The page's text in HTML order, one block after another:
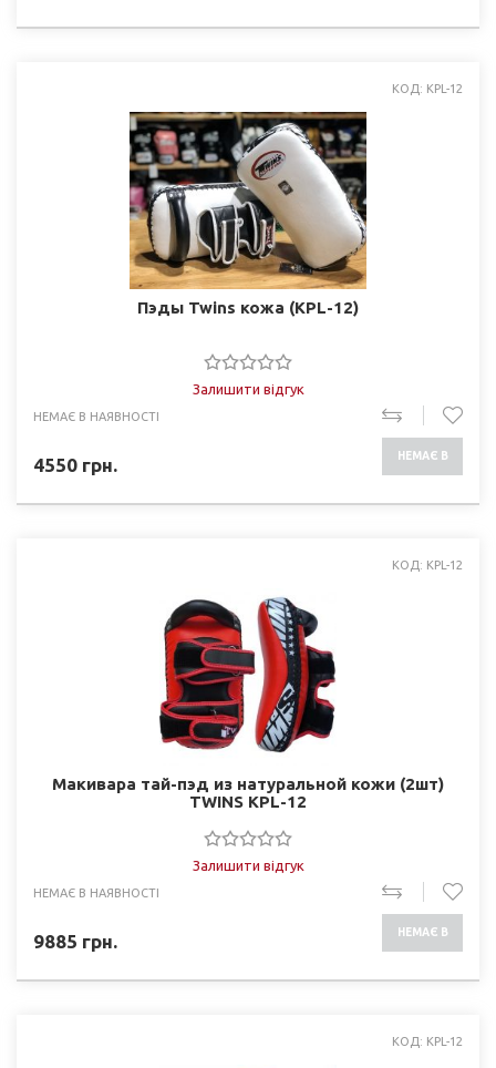
КОД: KPL-12
Пэды Twins кожа (KPL-12)
Залишити відгук
НЕМАЄ В НАЯВНОСТІ
4550 грн. НЕМАЄ В
КОД: KPL-12
Макивара тай-пэд из натуральной кожи (2шт)
TWINS KPL-12
Залишити відгук
НЕМАЄ В НАЯВНОСТІ
9885 грн. НЕМАЄ В
КОД: KPL-12